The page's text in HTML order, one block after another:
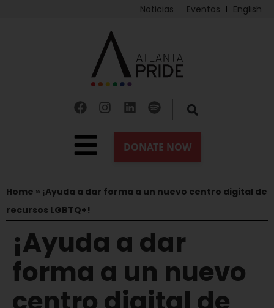
Noticias Eventos English
Home » ¡Ayuda a dar forma a un nuevo centro digital de
recursos LGBTQ+!
¡Ayuda a dar
forma a un nuevo